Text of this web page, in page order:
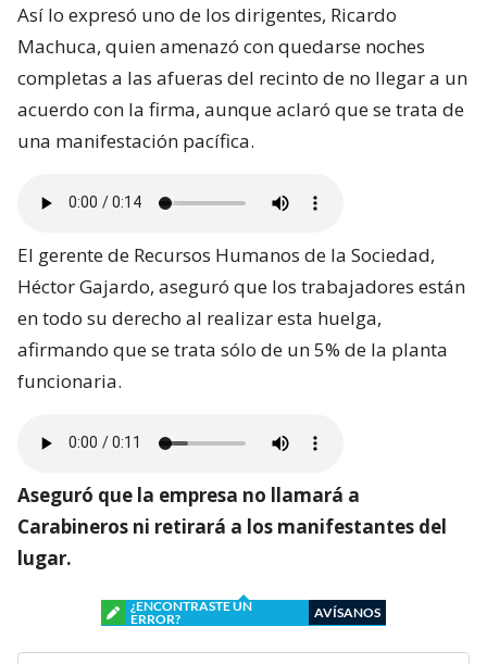
Así lo expresó uno de los dirigentes, Ricardo
Machuca, quien amenazó con quedarse noches
completas a las afueras del recinto de no llegar a un
acuerdo con la firma, aunque aclaró que se trata de
una manifestación pacífica.
El gerente de Recursos Humanos de la Sociedad,
Héctor Gajardo, aseguró que los trabajadores están
en todo su derecho al realizar esta huelga,
afirmando que se trata sólo de un 5% de la planta
funcionaria.
Aseguró que la empresa no llamará a
Carabineros ni retirará a los manifestantes del
lugar.
¿ENCONTRASTE UN
ERROR?
AVÍSANOS